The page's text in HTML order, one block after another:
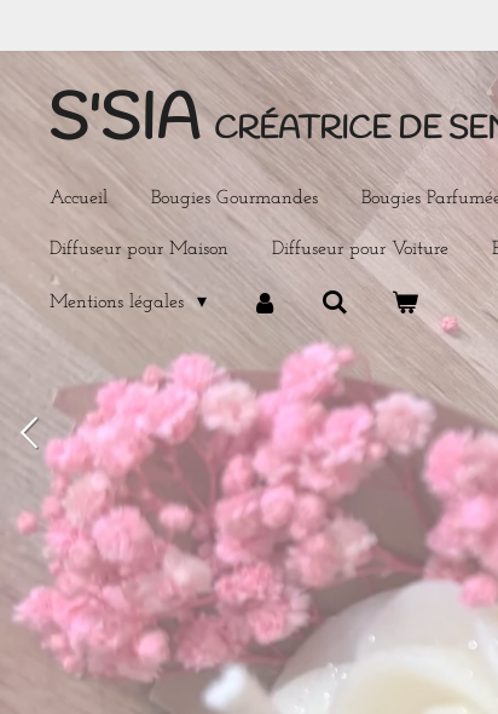
contenu
principalS'SIACRÉATRICE DE
Accueil Bougies Gourmandes Bougies
Diffuseur pour Maison Diffuseur pour Voiture
Mentions légales